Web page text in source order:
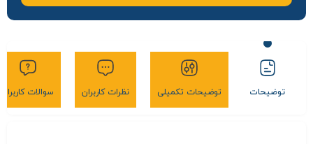
توضیحات توضیحات تکمیلی نظرات کاربران سوالات کاربران